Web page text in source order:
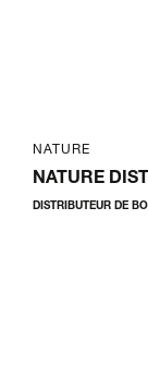
NATURE
NATURE
DISTRIBUTEUR DE